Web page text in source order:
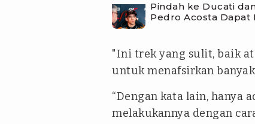
Pindah ke Ducati
Pedro Acosta Dapat
"Ini trek yang sulit, baik
untuk menafsirkan
“Dengan kata lain, hanya
melakukannya dengan